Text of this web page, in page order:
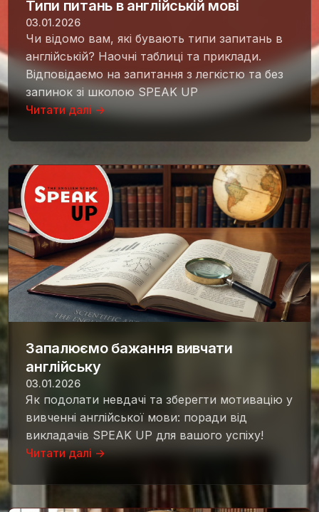
Типи питань в англійській мові
03.01.2026
Чи відомо вам, які бувають типи запитань в
англійській? Наочні таблиці та приклади.
Відповідаємо на запитання з легкістю та без
запинок зі школою SPEAK UP
Читати далі →
Запалюємо бажання вивчати
англійську
03.01.2026
Як подолати невдачі та зберегти мотивацію у
вивченні англійської мови: поради від
викладачів SPEAK UP для вашого успіху!
Читати далі →